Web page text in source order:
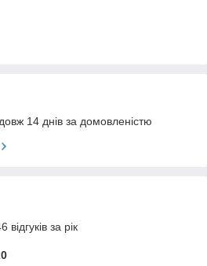
14 днів за домовленістю
за рік